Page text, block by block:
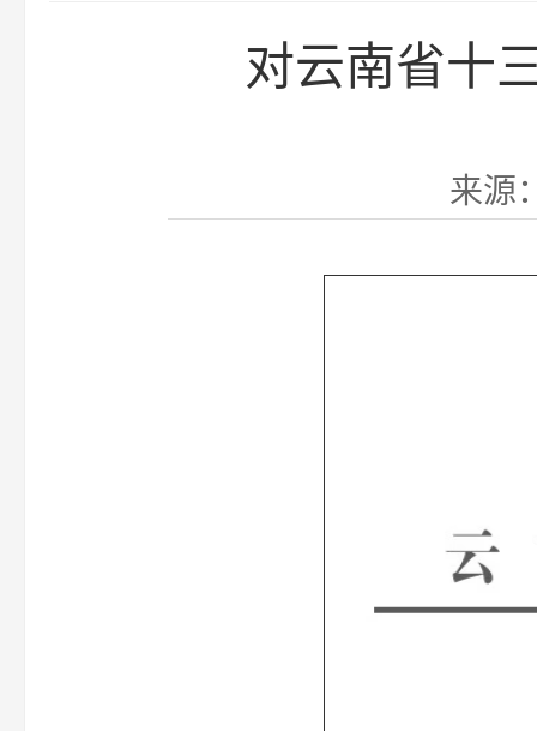
对云南省十
来源